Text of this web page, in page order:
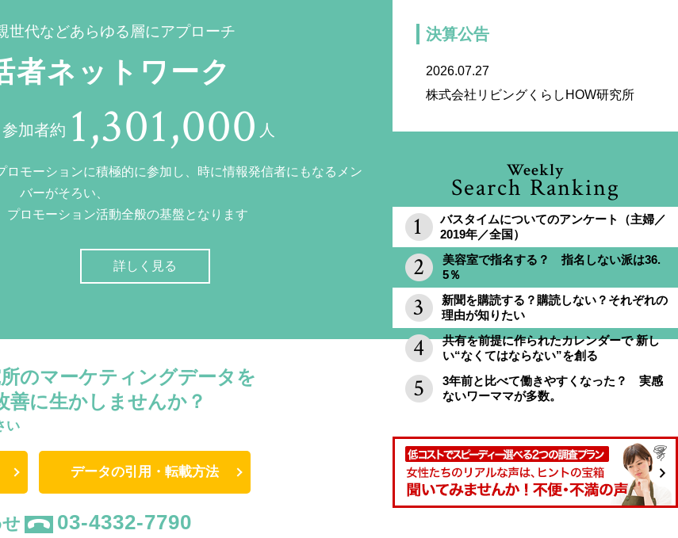
決算公告
2026.07.27
株式会社リビングくらしHOW研究所
Weekly
Search Ranking
バスタイムについてのアンケート（主婦／
2019年／全国）
美容室で指名する？ 指名しない派は36.
5％
新聞を購読する？購読しない？それぞれの
理由が知りたい
共有を前提に作られたカレンダーで 新し
い“なくてはならない”を創る
3年前と比べて働きやすくなった？ 実感
ないワーママが多数。
世代などあらゆる層にアプローチ
者ネットワーク
参加者約 1,301,000 人
モーションに積極的に参加し、時に情報発信者にもなるメン
バーがそろい、
プロモーション活動全般の基盤となります
詳しく見る
のマーケティングデータを
善に生かしませんか？
い
データの引用・転載方法
03-4332-7790